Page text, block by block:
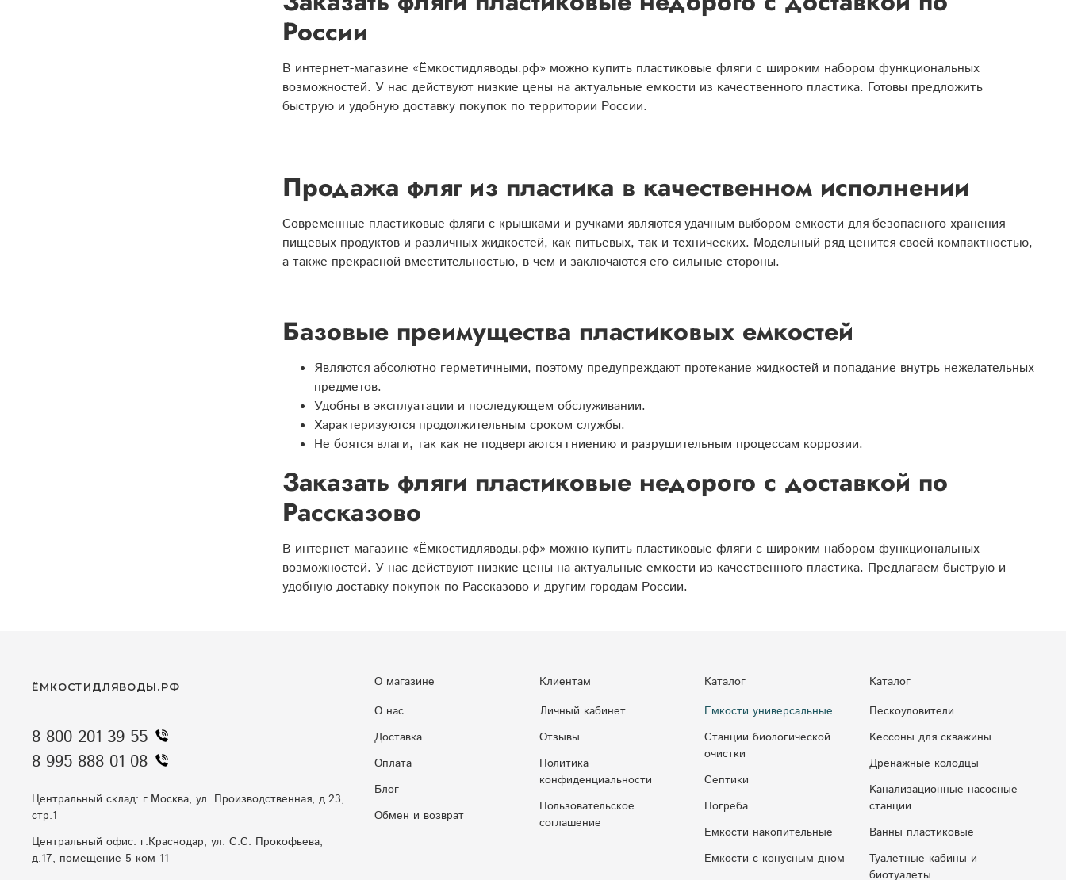
России
В интернет-магазине «Ёмкостидляводы.рф» можно купить пластиковые фляги с широким набором функциональных
возможностей. У нас действуют низкие цены на актуальные емкости из качественного пластика. Готовы предложить
быструю и удобную доставку покупок по территории России.
Продажа фляг из пластика в качественном исполнении
Современные пластиковые фляги с крышками и ручками являются удачным выбором емкости для безопасного хранения
пищевых продуктов и различных жидкостей, как питьевых, так и технических. Модельный ряд ценится своей компактностью,
а также прекрасной вместительностью, в чем и заключаются его сильные стороны.
Базовые преимущества пластиковых емкостей
Являются абсолютно герметичными, поэтому предупреждают протекание жидкостей и попадание внутрь нежелательных
предметов.
Удобны в эксплуатации и последующем обслуживании.
Характеризуются продолжительным сроком службы.
Не боятся влаги, так как не подвергаются гниению и разрушительным процессам коррозии.
Заказать фляги пластиковые недорого с доставкой по
Рассказово
В интернет-магазине «Ёмкостидляводы.рф» можно купить пластиковые фляги с широким набором функциональных
возможностей. У нас действуют низкие цены на актуальные емкости из качественного пластика. Предлагаем быструю и
удобную доставку покупок по Рассказово и другим городам России.
О магазине
О нас
Доставка
Оплата
Блог
Обмен и возврат
Клиентам
Личный кабинет
Отзывы
Политика
конфиденциальности
Пользовательское
соглашение
Каталог
Емкости универсальные
Станции биологической
очистки
Септики
Погреба
Емкости накопительные
Eмкocти c кoнуcным днoм
Каталог
Пескоуловители
Кессоны для скважины
Дренажные колодцы
Kaнaлизaциoнныe нacocныe
cтaнции
Ванны пластиковые
Туалетные кабины и
биотуалеты
ЁМКОСТИДЛЯВОДЫ.РФ
8 800 201 39 55
8 995 888 01 08
Центральный склад: г.Москва, ул. Производственная, д.23,
стр.1
Центральный офис: г.Краснодар, ул. С.С. Прокофьева,
д.17, помещение 5 ком 11